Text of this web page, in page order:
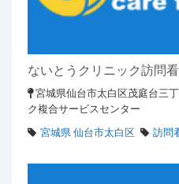
ないとうクリニック訪問
宮城県仙台市太白区茂庭台三
ク複合サービスセンター
宮城県 仙台市太白区
訪問